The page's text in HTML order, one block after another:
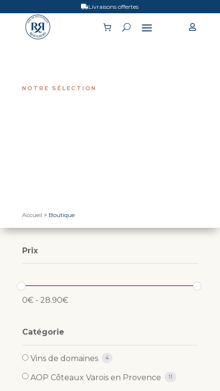
Livraisons offertes

NOTRE SÉLECTION
Accueil > Boutique
Prix
0€- 28.90€
Catégorie
Vins de domaines 4
AOP Côteaux Varois en Provence 11